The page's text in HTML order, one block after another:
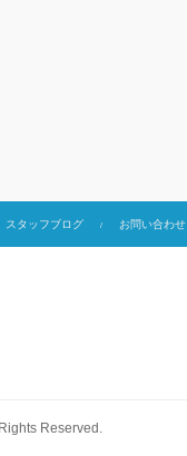
スタッフブログ お問い合わせ
Reserved.